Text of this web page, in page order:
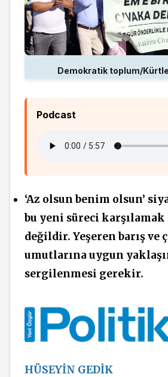
Demokratik toplum/
Podcast
‘Az olsun benim olsun’
bu yeni süreci
değildir. Yeşeren barış ve
umutlarına uygun
sergilenmesi gerekir.
HÜSEYİN GEDİK